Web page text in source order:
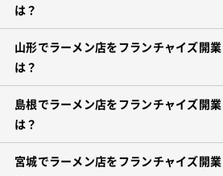
は？
山形でラーメン店をフランチャイズ開
は？
島根でラーメン店をフランチャイズ開
は？
宮城でラーメン店をフランチャイズ開